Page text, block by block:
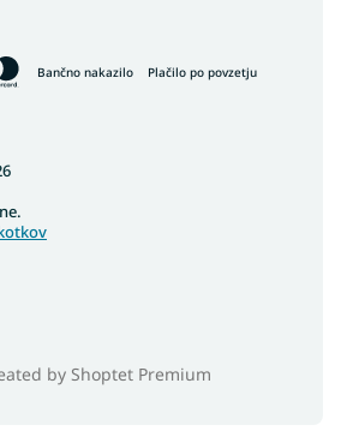
Bančno nakazilo Plačilo po povzetju
by Shoptet Premium